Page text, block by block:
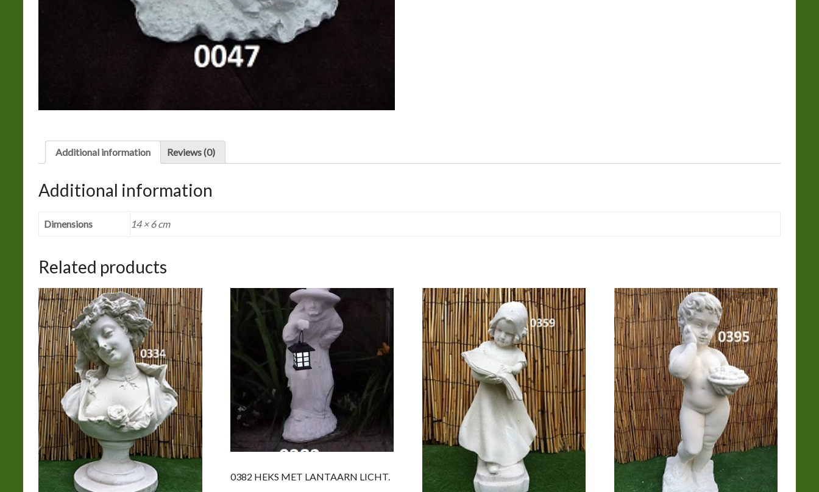
Additional information Reviews (0)
Additional information
Dimensions 14 × 6 cm
Related products
0382 HEKS MET LANTAARN LICHT.